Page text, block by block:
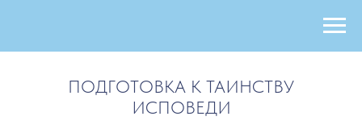
ПОДГОТОВКА К ТАИНСТВУ
ИСПОВЕДИ